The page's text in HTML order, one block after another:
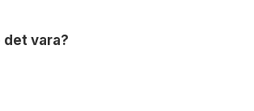
vara?